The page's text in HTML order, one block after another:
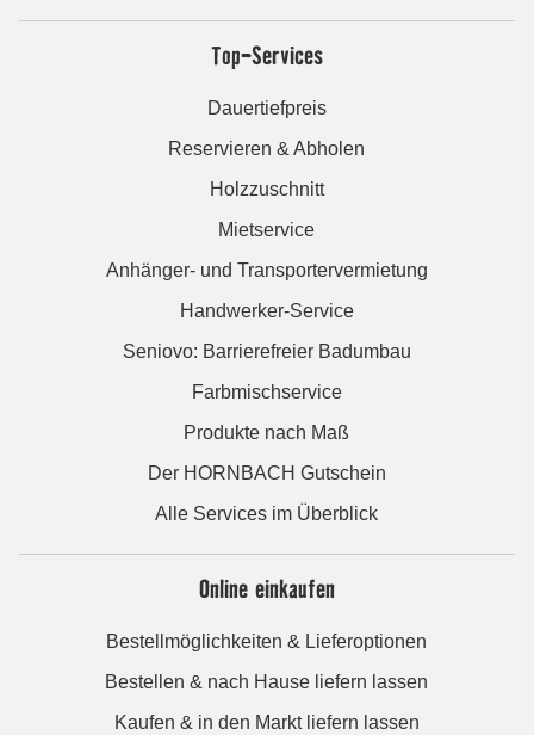
Top-Services
Dauertiefpreis
Reservieren & Abholen
Holzzuschnitt
Mietservice
Anhänger- und Transportervermietung
Handwerker-Service
Seniovo: Barrierefreier Badumbau
Farbmischservice
Produkte nach Maß
Der HORNBACH Gutschein
Alle Services im Überblick
Online einkaufen
Bestellmöglichkeiten & Lieferoptionen
Bestellen & nach Hause liefern lassen
Kaufen & in den Markt liefern lassen